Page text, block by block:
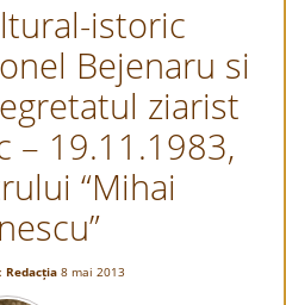
este
mai
importantă
decât
toată
lumii.”
istoric
Bejenaru si
ziarist
– 19.11.1983,
“Mihai
Redacția 8 mai 2013